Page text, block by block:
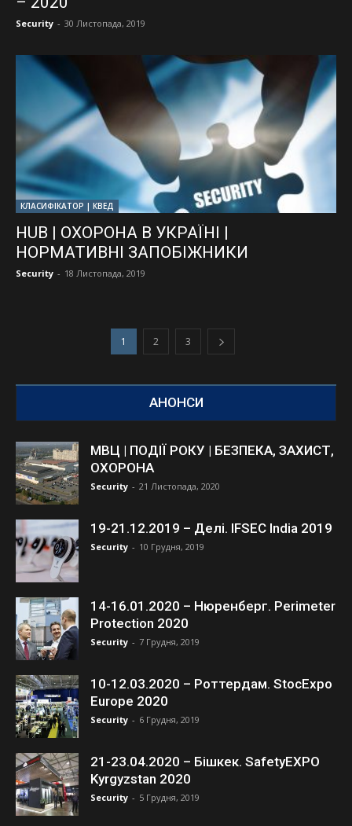
Security - 30 Листопада, 2019
КЛАСИФІКАТОР | КВЕД
HUB | ОХОРОНА В УКРАЇНІ |
НОРМАТИВНІ ЗАПОБІЖНИКИ
Security - 18 Листопада, 2019
1 2 3
АНОНСИ
МВЦ | ПОДІЇ РОКУ | БЕЗПЕКА, ЗАХИСТ,
ОХОРОНА
Security - 21 Листопада, 2020
19-21.12.2019 – Делі. IFSEC India 2019
Security - 10 Грудня, 2019
14-16.01.2020 – Нюренберг. Perimeter
Protection 2020
Security - 7 Грудня, 2019
10-12.03.2020 – Роттердам. StocExpo
Europe 2020
Security - 6 Грудня, 2019
21-23.04.2020 – Бішкек. SafetyEXPO
Kyrgyzstan 2020
Security - 5 Грудня, 2019